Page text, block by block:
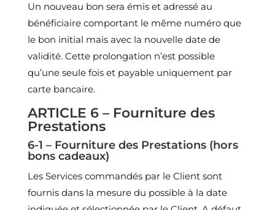
Un nouveau bon sera émis et adressé au
bénéficiaire comportant le même numéro que
le bon initial mais avec la nouvelle date de
validité. Cette prolongation n’est possible
qu’une seule fois et payable uniquement par
carte bancaire.
ARTICLE 6 – Fourniture des
Prestations
6-1 – Fourniture des Prestations (hors
bons cadeaux)
Les Services commandés par le Client sont
fournis dans la mesure du possible à la date